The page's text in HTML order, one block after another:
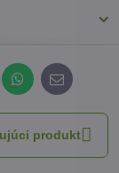
WhatsApp
E-
mail
produkt